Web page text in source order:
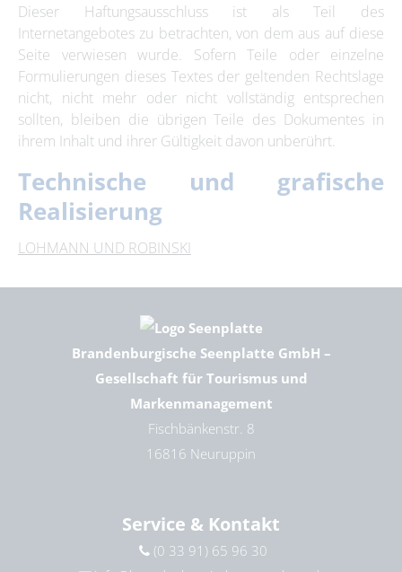
Dieser Haftungsausschluss ist als Teil des
Internetangebotes zu betrachten, von dem aus auf diese
Seite verwiesen wurde. Sofern Teile oder einzelne
Formulierungen dieses Textes der geltenden Rechtslage
nicht, nicht mehr oder nicht vollständig entsprechen
sollten, bleiben die übrigen Teile des Dokumentes in
ihrem Inhalt und ihrer Gültigkeit davon unberührt.
Technische und grafische
Realisierung
LOHMANN UND ROBINSKI
Brandenburgische Seenplatte GmbH –
Gesellschaft für Tourismus und
Markenmanagement
Fischbänkenstr. 8
16816 Neuruppin
Service & Kontakt
(0 33 91) 65 96 30